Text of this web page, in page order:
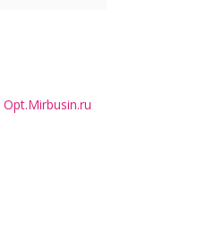
Opt.Mirbusin.ru